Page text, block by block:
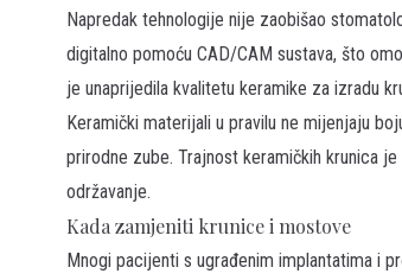
Napredak tehnologije nije zaobišao
digitalno pomoću CAD/CAM sustava, što
je unaprijedila kvalitetu keramike za izradu
Keramički materijali u pravilu ne mijenjaju
prirodne zube. Trajnost keramičkih krunica
održavanje.
Kada zamjeniti krunice i mostove
Mnogi pacijenti s ugrađenim implantatima i